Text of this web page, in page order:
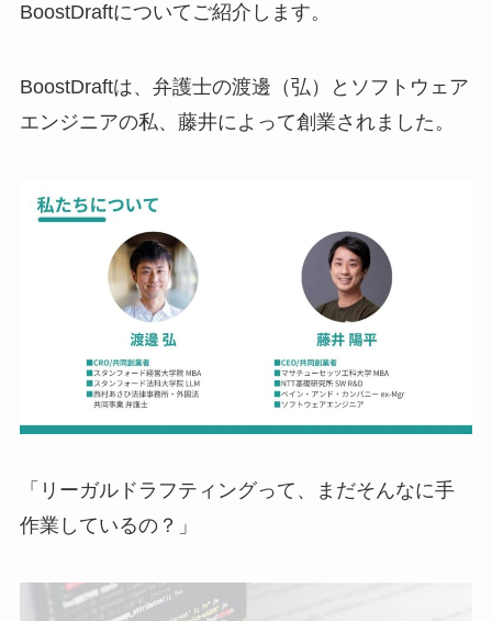
BoostDraftについてご紹介します。
BoostDraftは、弁護士の渡邊（弘）とソフトウェア
エンジニアの私、藤井によって創業されました。
「リーガルドラフティングって、まだそんなに手
作業しているの？」